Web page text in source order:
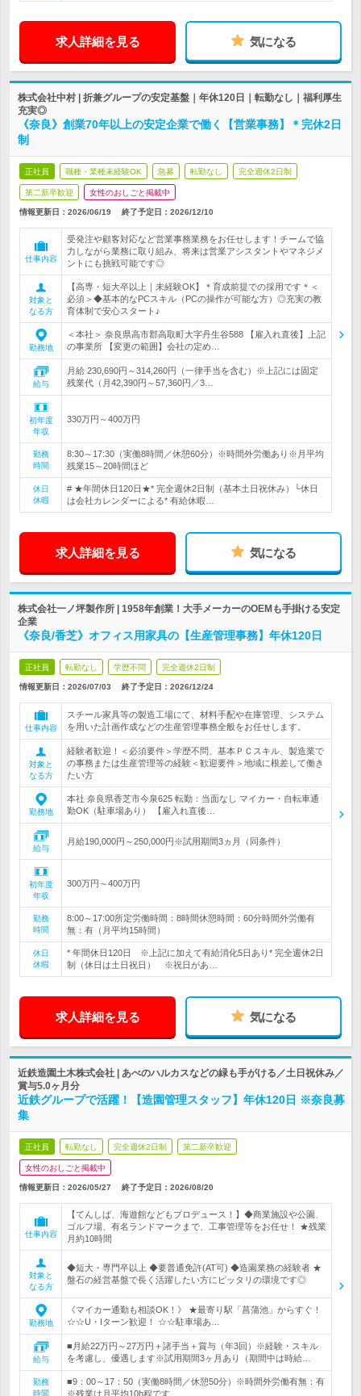
求人詳細を見る 気になる
株式会社中村 | 折兼グループの安定基盤｜年休120日｜転勤なし｜福利厚生
充実◎
《奈良》創業70年以上の安定企業で働く【営業事務】＊完休2日
制
正社員 職種・業種未経験OK 急募 転勤なし 完全週休2日制
第二新卒歓迎 女性のおしごと掲載中
情報更新日：2026/06/19 終了予定日： 2026/12/10
仕事内容
受発注や顧客対応など営業事務業務をお任せします！チームで協
力しながら業務に取り組み、将来は営業アシスタントやマネジメ
ントにも挑戦可能です◎
対象と
なる方
【高専・短大卒以上｜未経験OK】＊育成前提での採用です＊＜
必須＞◆基本的なPCスキル（PCの操作が可能な方）◎充実の教
育体制で安心スタート♪
勤務地
＜本社＞ 奈良県高市郡高取町大字丹生谷588 【雇入れ直後】上記
の事業所 【変更の範囲】会社の定め…
給与
月給 230,690円～314,260円（一律手当を含む）※上記には固定
残業代（月42,390円～57,360円／3…
初年度
年収
330万円～400万円
勤務
時間
8:30～17:30（実働8時間／休憩60分）※時間外労働あり※月平均
残業15～20時間ほど
休日
休暇
# ★年間休日120日★* 完全週休2日制（基本土日祝休み）└休日
は会社カレンダーによる* 有給休暇…
求人詳細を見る 気になる
株式会社一ノ坪製作所 | 1958年創業！大手メーカーのOEMも手掛ける安定
企業
《奈良/香芝》オフィス用家具の【生産管理事務】年休120日
正社員 転勤なし 学歴不問 完全週休2日制
情報更新日：2026/07/03 終了予定日： 2026/12/24
仕事内容
スチール家具等の製造工場にて、材料手配や在庫管理、システム
を用いた計画作成などの生産管理事務全般をお任せします。
対象と
なる方
経験者歓迎！＜必須要件＞学歴不問、基本ＰＣスキル、製造業で
の事務または生産管理等の経験＜歓迎要件＞地域に根差して働き
たい方
勤務地
本社 奈良県香芝市今泉625 転勤：当面なし マイカー・自転車通
勤OK（駐車場あり） 【雇入れ直後…
給与
月給190,000円～250,000円※試用期間3ヵ月（同条件）
初年度
年収
300万円～400万円
勤務
時間
8:00～17:00所定労働時間：8時間休憩時間：60分時間外労働有
無：有（月平均15時間）
休日
休暇
* 年間休日120日 ※上記に加えて有給消化5日あり* 完全週休2日
制（休日は土日祝日） ※祝日があ…
求人詳細を見る 気になる
近鉄造園土木株式会社 | あべのハルカスなどの緑も手がける／土日祝休み／
賞与5.0ヶ月分
近鉄グループで活躍！【造園管理スタッフ】年休120日 ※奈良募
集
正社員 転勤なし 完全週休2日制 第二新卒歓迎
女性のおしごと掲載中
情報更新日：2026/05/27 終了予定日： 2026/08/20
仕事内容
【てんしば、海遊館などもプロデュース！】◆商業施設や公園、
ゴルフ場、有名ランドマークまで、工事管理等をお任せ！ ★残業
月約10時間
対象と
なる方
◆短大・専門卒以上 ◆要普通免許(AT可) ◆造園業務の経験者 ★
盤石の経営基盤で長く活躍したい方にピッタリの環境です◎
勤務地
《マイカー通勤も相談OK！》 ★最寄り駅「菖蒲池」からすぐ！
☆☆U・Iターン歓迎！ ☆☆駐車場あ…
給与
■月給22万円～27万円＋諸手当＋賞与（年3回）※経験・スキル
を考慮し、優遇します※試用期間3ヶ月あり（期間中は時給…
勤務
時間
■9：00～17：50（実働8時間／休憩50分）※時間外労働有無：有
※残業は月平均10h程です